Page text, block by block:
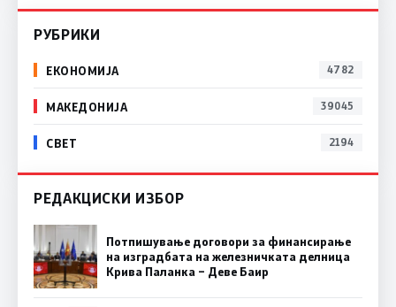
РУБРИКИ
ЕКОНОМИЈА 4782
МАКЕДОНИЈА 39045
СВЕТ 2194
РЕДАКЦИСКИ ИЗБОР
Потпишување договори за финансирање
на изградбата на железничката делница
Крива Паланка – Деве Баир